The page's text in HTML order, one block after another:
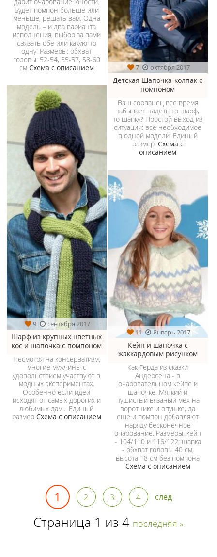
Будет помпон больше или
меньше, решать вам. Одна
модель – и два варианта
исполнения, выбор за вами
связать обе или какую-то
одну! Размеры: обхват
головы: 52-54, 55-57, 58-60
см Схема с описанием 7 октября 2017
Детская Шапочка-колпак с
помпоном
Ваш сорванец все время
забывает надеть то шарф,
то шапку? Простой выход из
ситуации: все необходимое
в одной модели! Единый
размер. Схема с
описанием
9 сентября 2017
Шарф из крупных цветных
кос и шапочка с помпоном
Несмотря на консерватизм,
многие мужчины с
удовольствием участвуют в
модных экспериментах.
Особенно если идеи
исходят от самых дорогих и
любимых дам... Единый
размер Схема с описанием
11 Январь 2017
Кейп и шапочка с
жаккардовым рисунком
Как Герда из сказки
Андерсена - в
очаровательном кейпе и
шапочке. Мягкий и
пушистый вязаный мех на
воротнике и опушке, да
еще и помпон добавляют
наряду бесконечное
очарование. Размеры: кейп
- 104/110 и 116/122; шапка
- обхват головы 40 см,
высота 18 см без помпона
Схема с описанием
1 2 3 4 след
Страница 1 из 4 последняя »